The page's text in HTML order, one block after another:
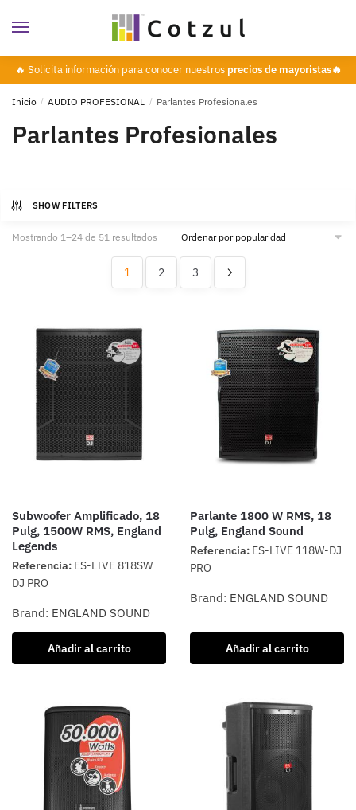
🔥 Solicita información para conocer nuestros precios de mayoristas🔥
Inicio / AUDIO PROFESIONAL / Parlantes Profesionales
Parlantes Profesionales
SHOW FILTERS
Mostrando 1–24 de 51 resultados
1 2 3
Subwoofer Amplificado, 18
Pulg, 1500W RMS, England
Legends
Referencia: ES-LIVE 818SW
DJ PRO
Brand: ENGLAND SOUND
Añadir al carrito
Parlante 1800 W RMS, 18
Pulg, England Sound
Referencia: ES-LIVE 118W-DJ
PRO
Brand: ENGLAND SOUND
Añadir al carrito